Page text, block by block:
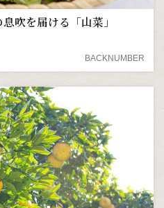
吹を届ける「山菜」
BACKNUMBER